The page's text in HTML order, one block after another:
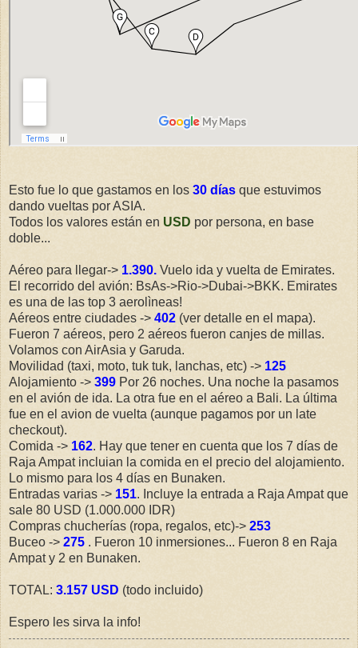
Esto fue lo que gastamos en los 30 días que estuvimos
dando vueltas por ASIA.
Todos los valores están en USD por persona, en base
doble...
Aéreo para llegar-> 1.390. Vuelo ida y vuelta de Emirates.
El recorrido del avión: BsAs->Rio->Dubai->BKK. Emirates
es una de las top 3 aerolìneas!
Aéreos entre ciudades -> 402 (ver detalle en el mapa).
Fueron 7 aéreos, pero 2 aéreos fueron canjes de millas.
Volamos con AirAsia y Garuda.
Movilidad (taxi, moto, tuk tuk, lanchas, etc) -> 125
Alojamiento -> 399 Por 26 noches. Una noche la pasamos
en el avión de ida. La otra fue en el aéreo a Bali. La última
fue en el avion de vuelta (aunque pagamos por un late
checkout).
Comida -> 162. Hay que tener en cuenta que los 7 días de
Raja Ampat incluian la comida en el precio del alojamiento.
Lo mismo para los 4 días en Bunaken.
Entradas varias -> 151. Incluye la entrada a Raja Ampat que
sale 80 USD (1.000.000 IDR)
Compras chucherías (ropa, regalos, etc)-> 253
Buceo -> 275 . Fueron 10 inmersiones... Fueron 8 en Raja
Ampat y 2 en Bunaken.
TOTAL: 3.157 USD (todo incluido)
Espero les sirva la info!